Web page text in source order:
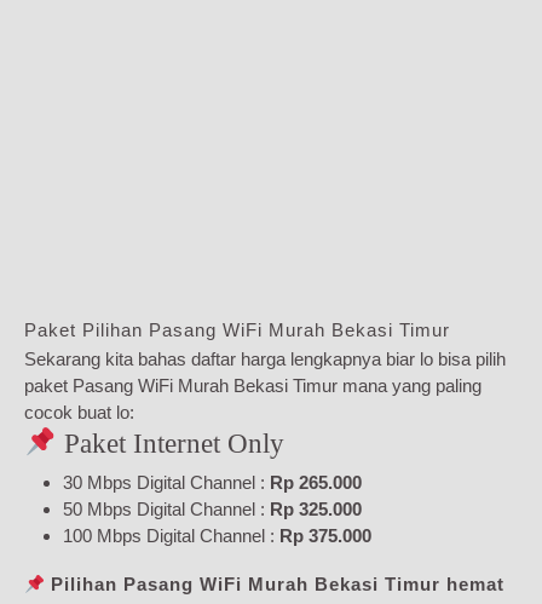
Paket Pilihan Pasang WiFi Murah Bekasi Timur
Sekarang kita bahas daftar harga lengkapnya biar lo bisa pilih
paket Pasang WiFi Murah Bekasi Timur mana yang paling
cocok buat lo:
Paket Internet Only
30 Mbps Digital Channel : Rp 265.000
50 Mbps Digital Channel : Rp 325.000
100 Mbps Digital Channel : Rp 375.000
Pilihan Pasang WiFi Murah Bekasi Timur hemat